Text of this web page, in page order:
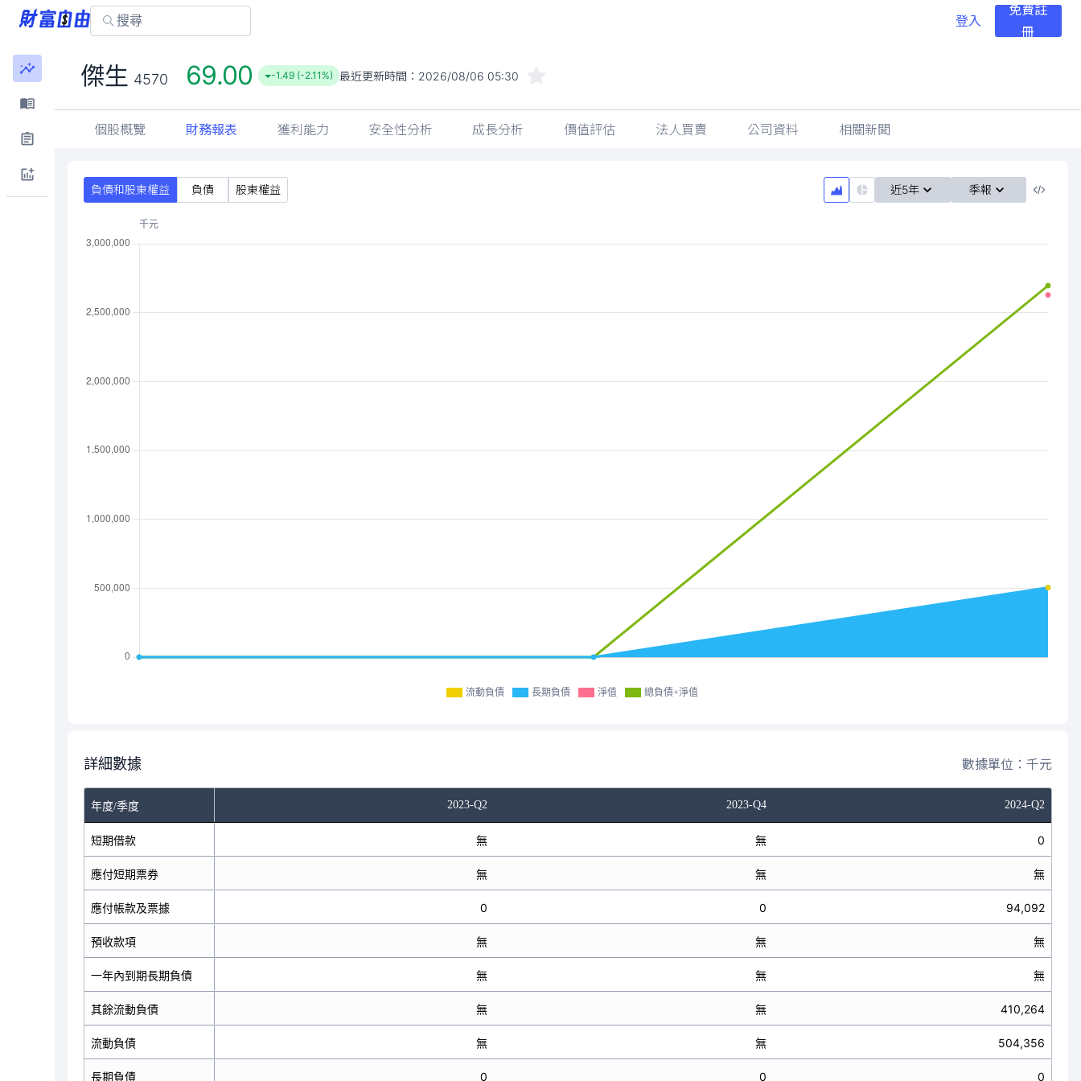
登入
免費註
冊
傑生 4570 69.00 -1.49 (-2.11%) 最近更新時間： 2026/08/06 05:30
個股概覽 財務報表 獲利能力 安全性分析 成長分析 價值評估 法人買賣 公司資料 相關新聞
負債和股東權益 負債 股東權益 近5年 季報
流動負債 長期負債 淨值 總負債+淨值
詳細數據 數據單位：千元
年度/季度 2023-Q2 2023-Q4 2024-Q2
短期借款
應付短期票券
應付帳款及票據
預收款項
一年內到期長期負債
其餘流動負債
流動負債
長期負債
無 無 0
無 無 無
0 0 94,092
無 無 無
無 無 無
無 無 410,264
無 無 504,356
0 0 0